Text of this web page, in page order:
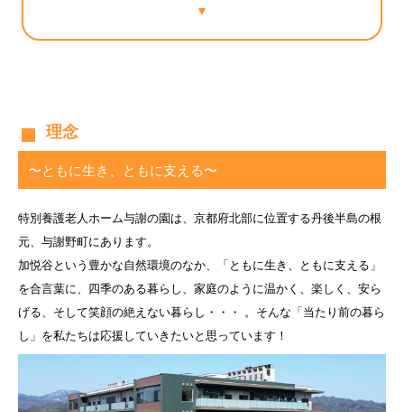
▼
理念
〜ともに生き、ともに支える〜
特別養護老人ホーム与謝の園は、京都府北部に位置する丹後半島の根
元、与謝野町にあります。
加悦谷という豊かな自然環境のなか、「ともに生き、ともに支える」
を合言葉に、四季のある暮らし、家庭のように温かく、楽しく、安ら
げる、そして笑顔の絶えない暮らし・・・ 。そんな「当たり前の暮ら
し」を私たちは応援していきたいと思っています！